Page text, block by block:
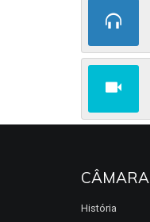
CÂMARA
História